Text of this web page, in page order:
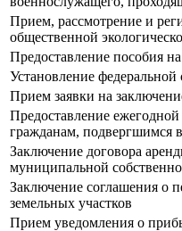
Прием, рассмотрение и
общественной
Предоставление пособия
Установление
Прием заявки на
Предоставление
гражданам, подвергшимся
Заключение договора
муниципальной
Заключение соглашения о
земельных участков
Прием уведомления о